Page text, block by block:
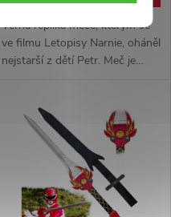
Věrná replika meče, kterým se
ve filmu Letopisy Narnie, oháněl
nejstarší z dětí Petr. Meč je